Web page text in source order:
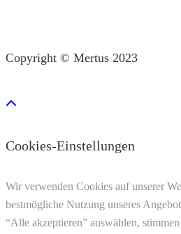
Copyright © Mertus 2023
Cookies-Einstellungen
Wir verwenden Cookies auf unserer
bestmögliche Nutzung unseres
“Alle akzeptieren” auswählen,